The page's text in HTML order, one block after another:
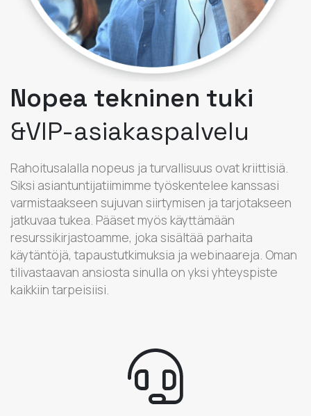
Nopea tekninen tuki
&VIP-asiakaspalvelu
Rahoitusalalla nopeus ja turvallisuus ovat kriittisiä.
Siksi asiantuntijatiimimme työskentelee kanssasi
varmistaakseen sujuvan siirtymisen ja tarjotakseen
jatkuvaa tukea. Pääset myös käyttämään
resurssikirjastoamme, joka sisältää parhaita
käytäntöjä, tapaustutkimuksia ja webinaareja. Oman
tilivastaavan ansiosta sinulla on yksi yhteyspiste
kaikkiin tarpeisiisi.